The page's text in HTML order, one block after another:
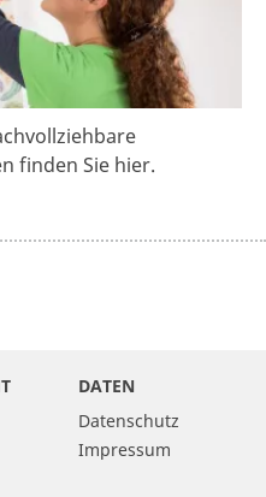
finden Sie hier.
DATEN
Datenschutz
Impressum